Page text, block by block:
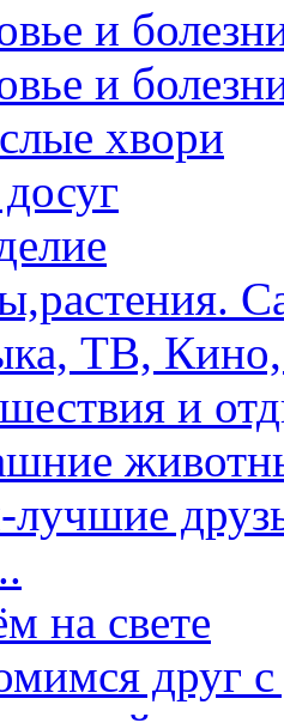
и
и
хвори
ТВ,
и
лучшие
на свете
друг